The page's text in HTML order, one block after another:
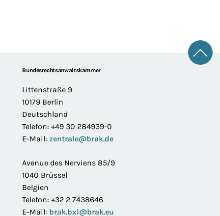
FooterBundesrechtsanwaltskammer
Littenstraße 9
10179 Berlin
Deutschland
Telefon: +49 30 284939-0
E-Mail: zentrale@brak.de
Avenue des Nerviens 85/9
1040 Brüssel
Belgien
Telefon: +32 2 7438646
E-Mail: brak.bxl@brak.eu